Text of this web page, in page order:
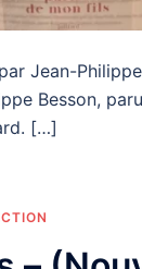
Jean-
Besson,
[…]